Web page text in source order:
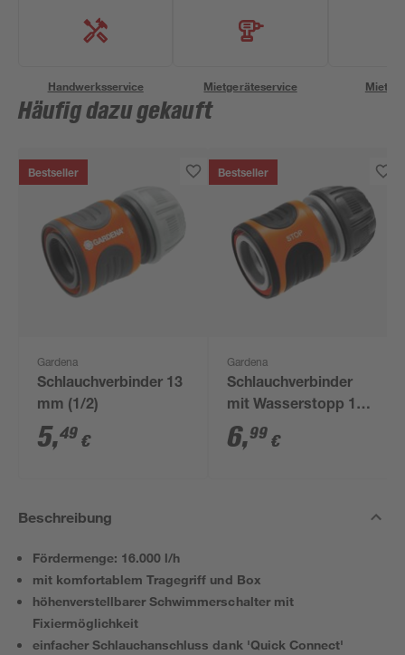
Handwerksservice Mietgeräteservice
Häufig dazu gekauft
Bestseller
Gardena
Schlauchverbinder 13
mm (1/2)
5,49 €
Bestseller
Gardena
Schlauchverbinder
mit Wasserstopp 13
mm (1/2")
6,99 €
Beschreibung
Fördermenge: 16.000 l/h
mit komfortablem Tragegriff und Box
höhenverstellbarer Schwimmerschalter mit
Fixiermöglichkeit
einfacher Schlauchanschluss dank 'Quick Connect'